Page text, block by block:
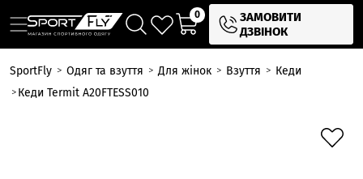
0
ЗАМОВИТИ
ДЗВІНОК
SportFly Одяг та взуття Для жінок Взуття
Кеди
Кеди Termit A20FTESS010